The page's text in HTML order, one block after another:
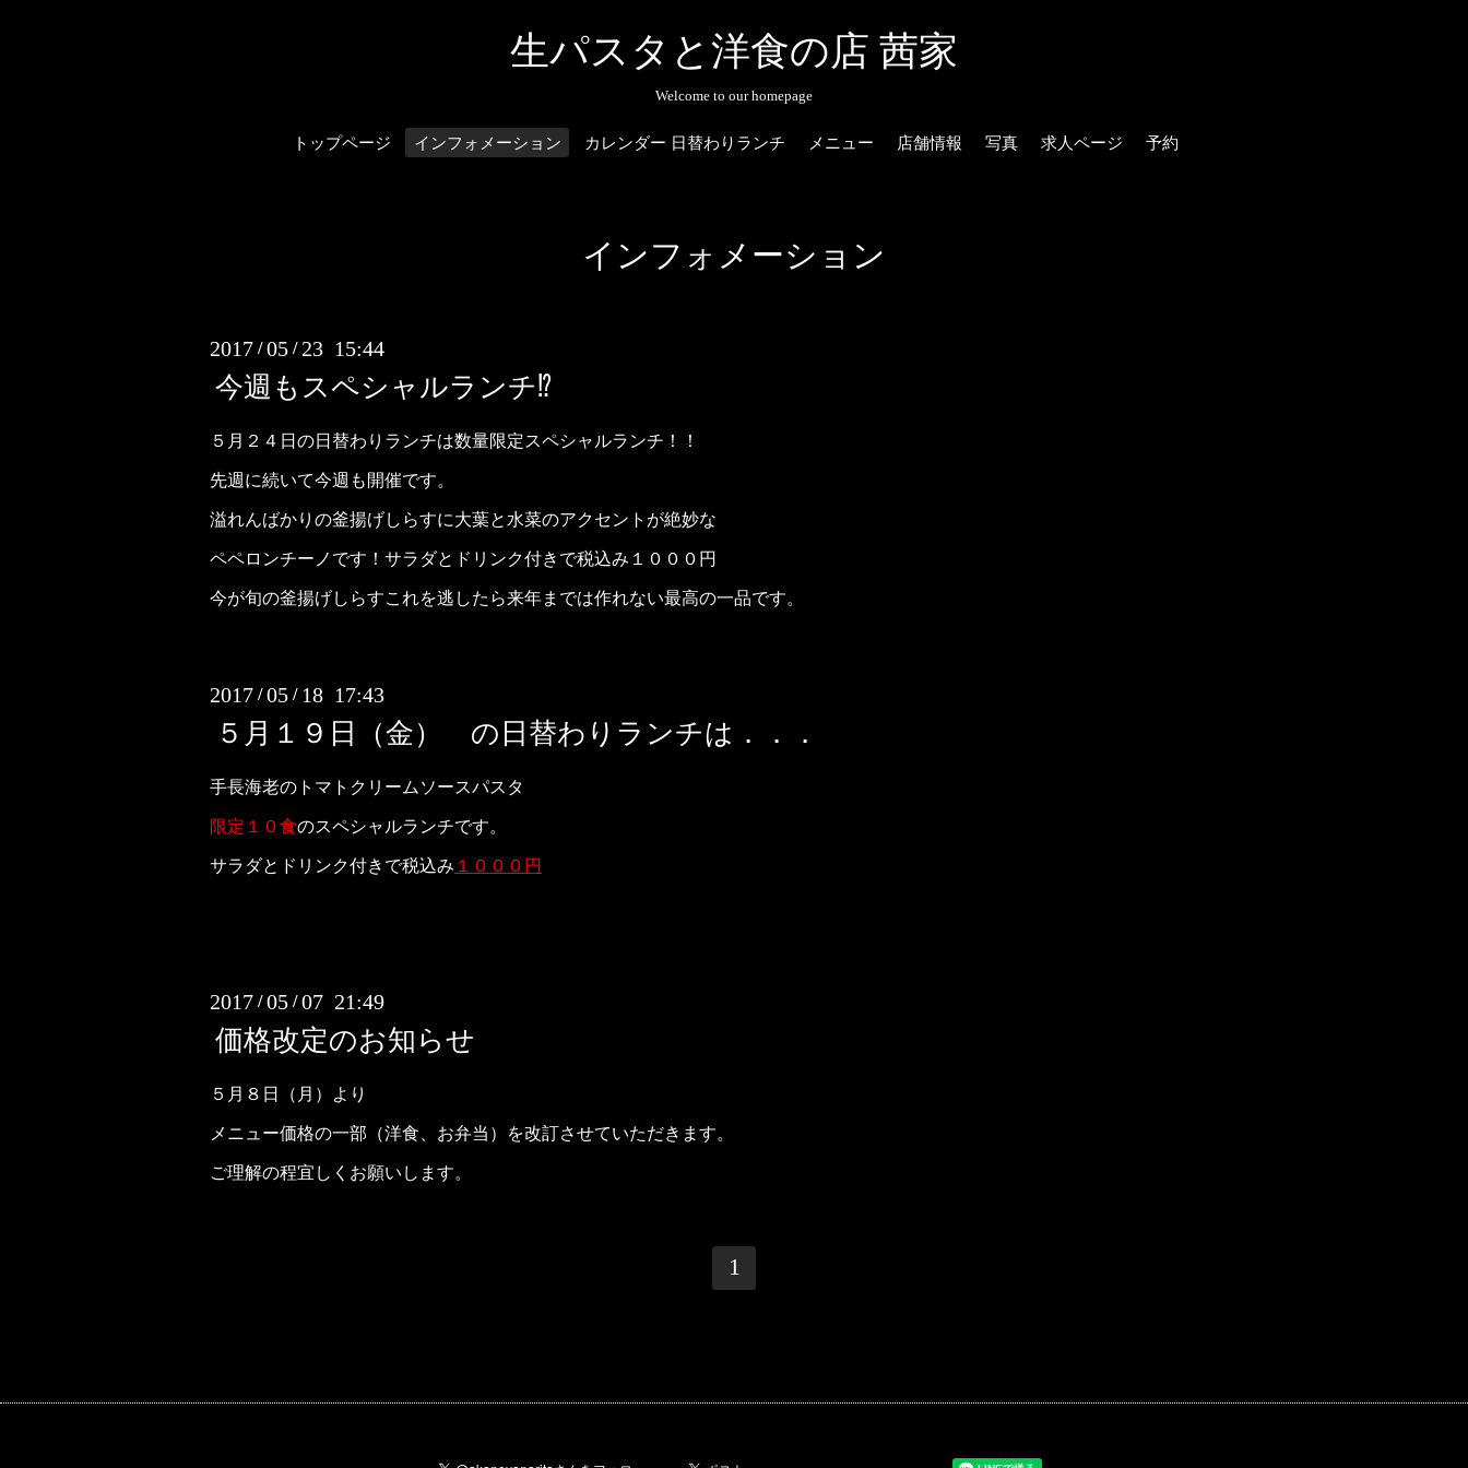
生パスタと洋食の店 茜家
Welcome to our homepage
トップページ インフォメーション カレンダー 日替わりランチ メニュー 店舗情報 写真 求人ページ 予約
インフォメーション
2017 /05 / 23 15:44
今週もスペシャルランチ⁉
５月２４日の日替わりランチは数量限定スペシャルランチ！！
先週に続いて今週も開催です。
溢れんばかりの釜揚げしらすに大葉と水菜のアクセントが絶妙な
ペペロンチーノです！サラダとドリンク付きで税込み１０００円
今が旬の釜揚げしらすこれを逃したら来年までは作れない最高の一品です。
2017 /05 / 18 17:43
５月１９日（金） の日替わりランチは．．．
手長海老のトマトクリームソースパスタ
限定１０食のスペシャルランチです。
サラダとドリンク付きで税込み １０００円
2017 /05 /07 21:49
価格改定のお知らせ
５月８日（月）より
メニュー価格の一部（洋食、お弁当）を改訂させていただきます。
ご理解の程宜しくお願いします。
1